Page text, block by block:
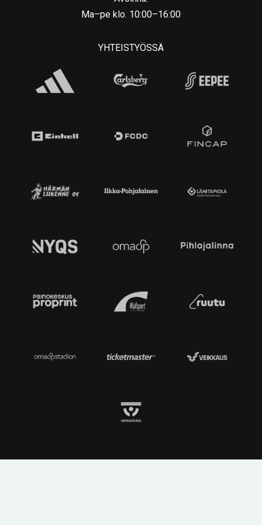
Ma–pe klo. 10:00–16:00
YHTEISTYÖSSÄ